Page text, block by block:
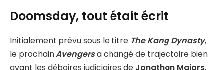
Doomsday, tout était écrit
Initialement prévu sous le titre The Kang Dynasty,
le prochainAvengersa changé de trajectoire bien
avant les déboires judiciaires de Jonathan Majors.